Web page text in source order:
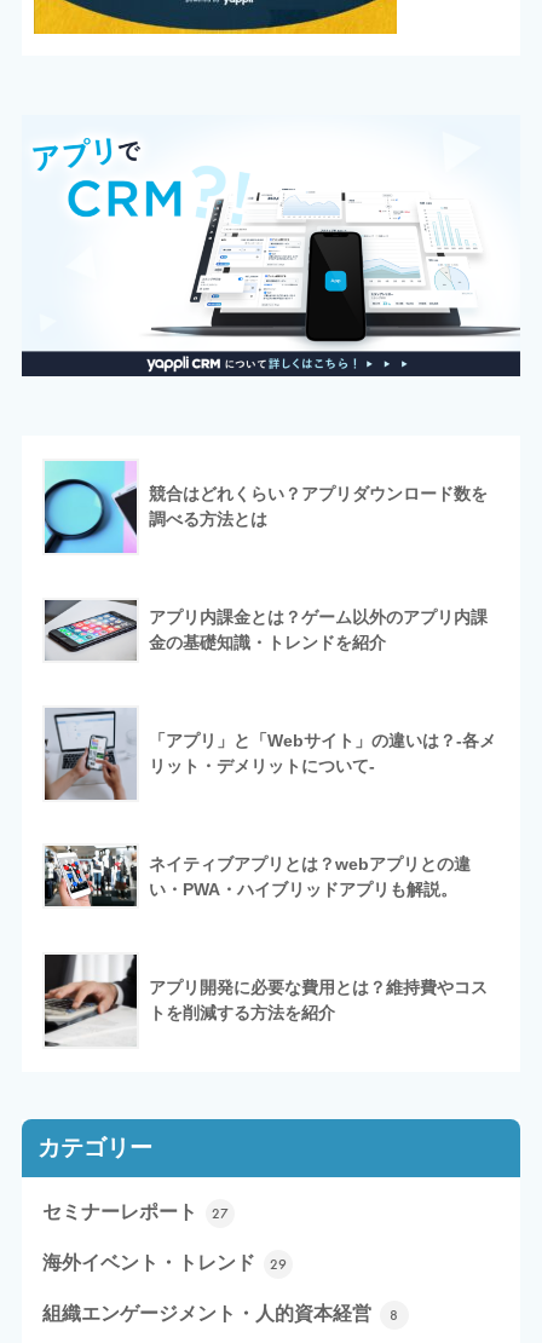
競合はどれくらい？アプリダウンロード数を
調べる方法とは
アプリ内課金とは？ゲーム以外のアプリ内課
金の基礎知識・トレンドを紹介
「アプリ」と「Webサイト」の違いは？-各メ
リット・デメリットについて-
ネイティブアプリとは？webアプリとの違
い・PWA・ハイブリッドアプリも解説。
アプリ開発に必要な費用とは？維持費やコス
トを削減する方法を紹介
カテゴリー
セミナーレポート 27
海外イベント・トレンド 29
組織エンゲージメント・人的資本経営 8